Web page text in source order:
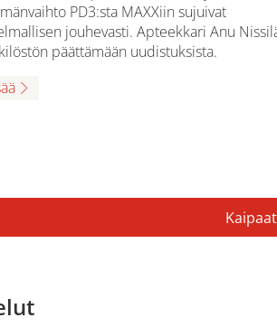
PD3:sta MAXXiin sujuivat
jouhevasti. Apteekkari Anu
päättämään uudistuksista.